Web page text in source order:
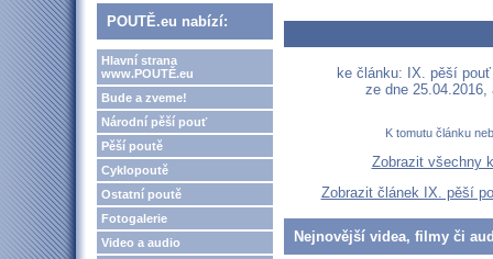
POUTĚ.eu nabízí:
Hlavní strana
www.POUTĚ.eu
Bude a zveme!
Národní pěší pouť
Pěší poutě
Cyklopoutě
Ostatní poutě
Fotogalerie
Video a audio
ke článku: IX. pěší
ze dne
K tomutu článku
Zobrazit všechny
Zobrazit článek IX. pěší
Nejnovější videa, filmy či